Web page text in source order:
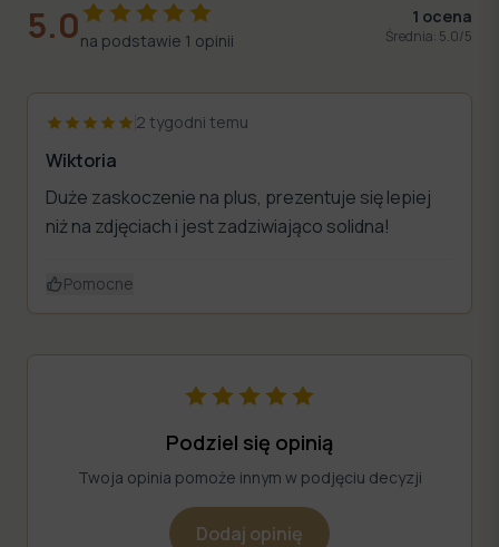
5.0na podstawie 1 opinii
1 ocena
Średnia: 5.0/5
2 tygodni temu
Wiktoria
Duże zaskoczenie na plus, prezentuje się lepiej
niż na zdjęciach i jest zadziwiająco solidna!
Pomocne
Podziel się opinią
Twoja opinia pomoże innym w podjęciu decyzji
Dodaj opinię